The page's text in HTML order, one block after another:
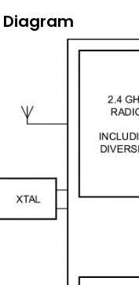
Diagram